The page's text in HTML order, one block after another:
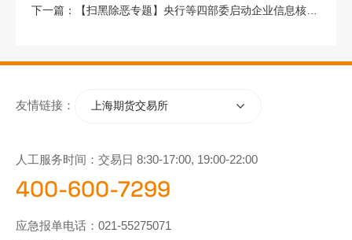
下一篇：
友情链接： 上海期货交易所
人工服务时间：交易日 8:30-17:00, 19:00-22:00
400-600-7299
应急报单电话： 021-55275071